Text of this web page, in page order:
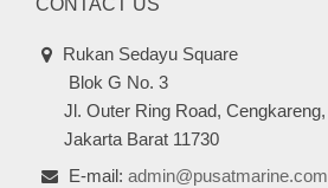
CONTACT US
Rukan Sedayu Square
Blok G No. 3
Jl. Outer Ring Road, Cengkareng,
Jakarta Barat 11730
E-mail: admin@pusatmarine.com